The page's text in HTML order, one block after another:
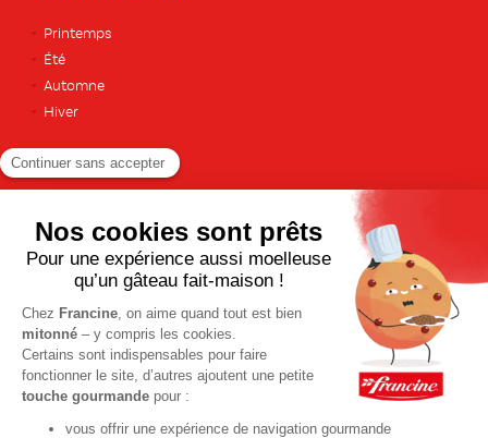
Printemps
Été
Automne
Hiver
TOUTES LES RECETTES
Pour votre santé, pratiquez une activité physique régulière. Plus
d’infos sur
www.mangerbouger.fr